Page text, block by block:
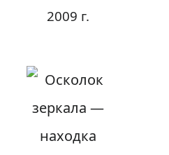
2009 г.